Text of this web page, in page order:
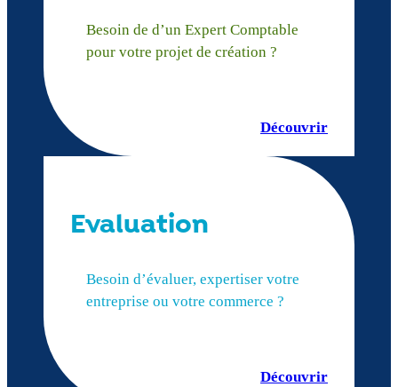
Besoin de d’un Expert Comptable
pour votre projet de création ?
Découvrir
Evaluation
Besoin d’évaluer, expertiser votre
entreprise ou votre commerce ?
Découvrir